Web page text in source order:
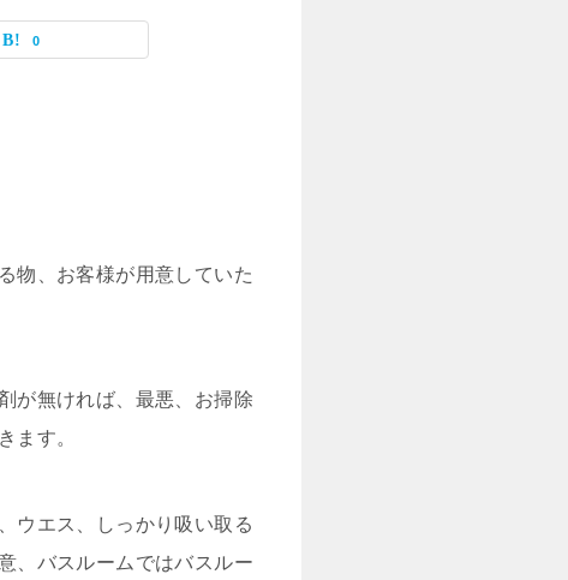
0
物、お客様が用意していた
が無ければ、最悪、お掃除
ます。
ウエス、しっかり吸い取る
、バスルームではバスルー